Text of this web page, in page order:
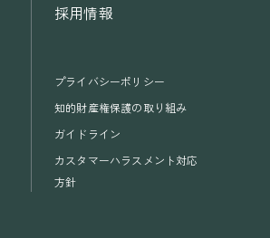
採用情報
プライバシーポリシー
知的財産権保護の取り組み
ガイドライン
カスタマーハラスメント対応
方針